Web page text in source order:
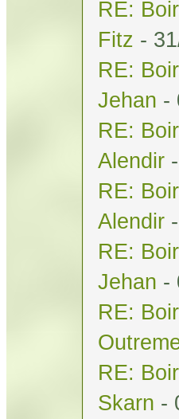
RE:
Fitz -
RE:
Jehan -
RE:
Alendir
RE:
Alendir
RE:
Jehan -
RE:
RE:
Skarn -